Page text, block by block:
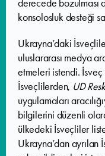
derecede bozulması
konsolosluk desteği
Ukrayna’daki
uluslararası medya
etmeleri istendi. İsveç
İsveçlilerden, UD
uygulamaları
bilgilerini düzenli
ülkedeki İsveçliler
Ukrayna’dan